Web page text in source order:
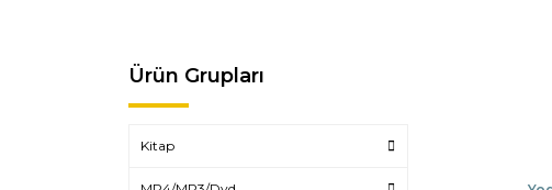
Ürün Grupları
Kitap